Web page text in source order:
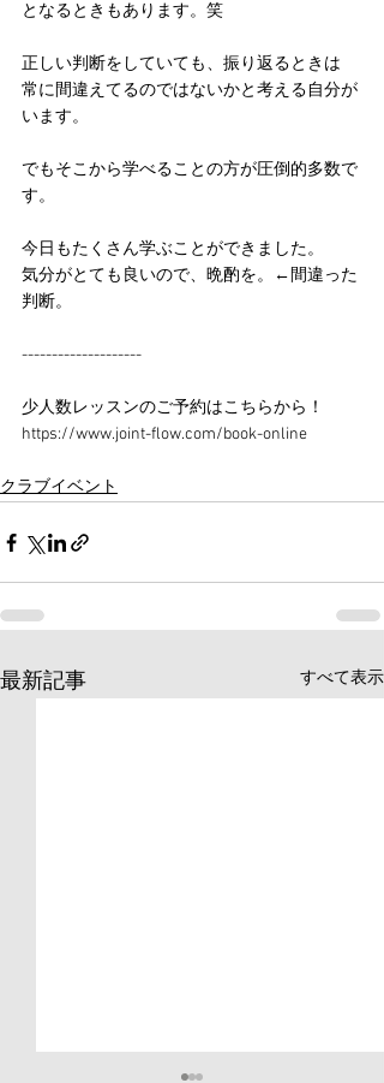
となるときもあります。笑
正しい判断をしていても、振り返るときは
常に間違えてるのではないかと考える自分が
います。
でもそこから学べることの方が圧倒的多数で
す。
今日もたくさん学ぶことができました。
気分がとても良いので、晩酌を。←間違った
判断。
--------------------
少人数レッスンのご予約はこちらから！
https://www.joint-flow.com/book-online
クラブイベント
最新記事 すべて表示